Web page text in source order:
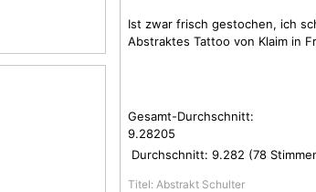
Ist zwar frisch gestochen, ich
Abstraktes Tattoo von Klaim in
Gesamt-Durchschnitt:
9.28205
Durchschnitt: 9.282 (78
Titel: Abstrakt Schulter